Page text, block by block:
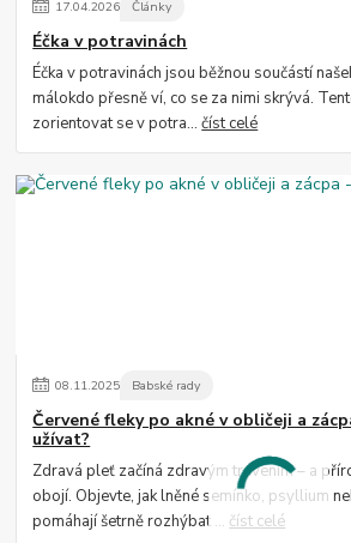
17.04.2026 Články
Éčka v potravinách
Éčka v potravinách jsou běžnou součástí
málokdo přesně ví, co se za nimi skrývá.
zorientovat se v potra...číst celé
08.11.2025 Babské rady
Červené fleky po akné v obličeji a
užívat?
Zdravá pleť začíná zdravým trávením – a
obojí. Objevte, jak lněné semínko, psyllium
pomáhají šetrně rozhýbat ... číst celé